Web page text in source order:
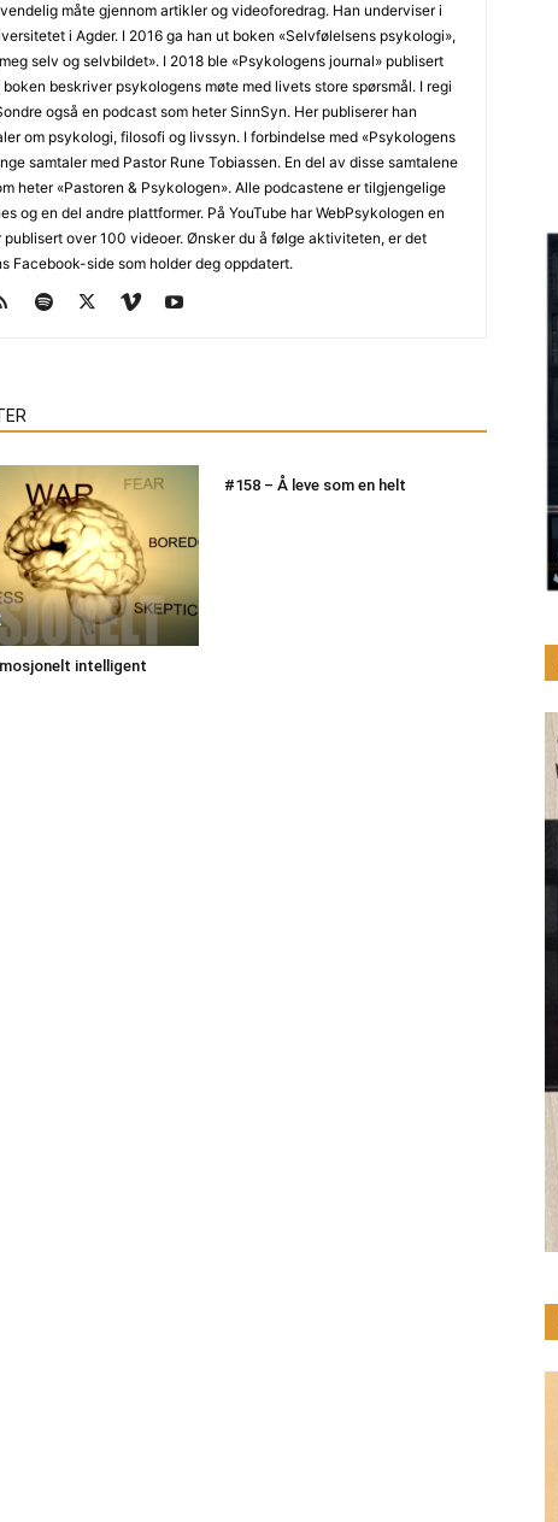
måte gjennom artikler og videoforedrag. Han underviser i
i Agder. I 2016 ga han ut boken «Selvfølelsens psykologi»,
selv og selvbildet». I 2018 ble «Psykologens journal» publisert
beskriver psykologens møte med livets store spørsmål. I regi
også en podcast som heter SinnSyn. Her publiserer han
om psykologi, filosofi og livssyn. I forbindelse med «Psykologens
samtaler med Pastor Rune Tobiassen. En del av disse samtalene
heter «Pastoren & Psykologen». Alle podcastene er tilgjengelige
og en del andre plattformer. På YouTube har WebPsykologen en
over 100 videoer. Ønsker du å følge aktiviteten, er det
Facebook-side som holder deg oppdatert.
intelligent
#158 – Å leve som en helt